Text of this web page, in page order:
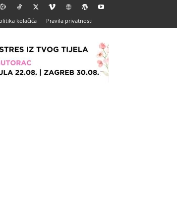
kolačića Pravila privatnosti